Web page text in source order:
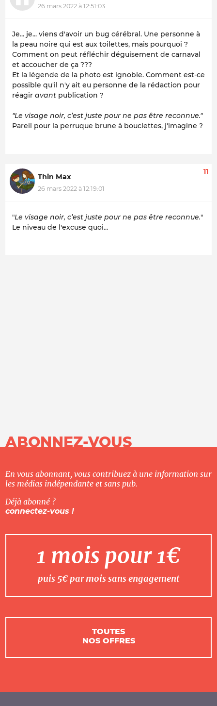
26 mars 2022 à 12:51:03
Je... je... viens d'avoir un bug cérébral. Une personne à
la peau noire qui est aux toilettes, mais pourquoi ?
Comment on peut réfléchir déguisement de carnaval
et accoucher de ça ???
Et la légende de la photo est ignoble. Comment est-ce
possible qu'il n'y ait eu personne de la rédaction pour
réagir avant publication ?
"Le visage noir, c’est juste pour ne pas être reconnue."
Pareil pour la perruque brune à bouclettes, j'imagine ?
Thin Max
26 mars 2022 à 12:19:01
11
"Le visage noir, c’est juste pour ne pas être reconnue."
Le niveau de l'excuse quoi...
ABONNEZ-VOUS
En vous abonnant, vous contribuez à une information sur
les médias indépendante et sans pub.
Déjà abonné ?
connectez-vous !
1 mois pour 1€
puis 5€ par mois sans engagement
TOUTES
NOS OFFRES